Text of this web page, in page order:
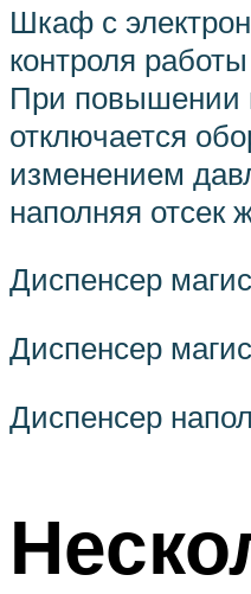
Шкаф с
контроля
При повышении
отключается
изменением
наполняя отсек
Диспенсер
Диспенсер
Диспенсер